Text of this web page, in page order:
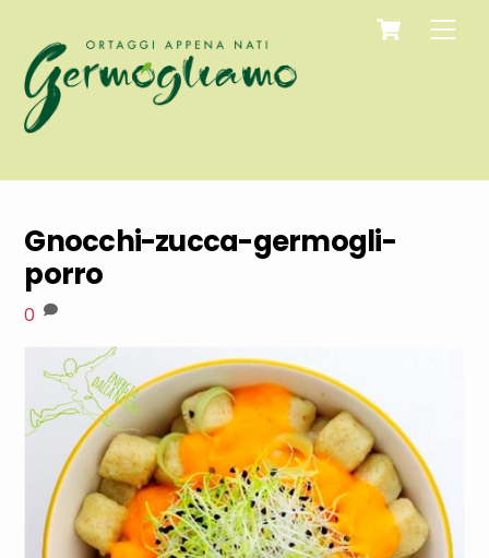
content
Cart
Gnocchi-zucca-germogli-
porro
0